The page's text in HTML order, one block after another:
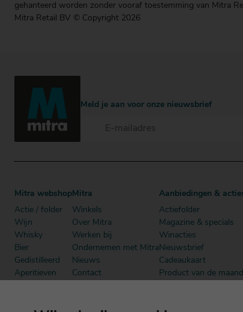
gehanteerd worden zonder vooraf toestemming van Mitra
Mitra Retail BV © Copyright 2026
Meld je aan voor onze nieuwsbrief
Mitra webshop
Actie / folder
Wijn
Whisky
Bier
Gedistilleerd
Aperitieven
Mitra
Winkels
Over Mitra
Werken bij
Ondernemen met Mitra
Nieuws
Contact
Aanbiedingen &
Actiefolder
Magazine & specials
Winacties
Nieuwsbrief
Cadeaukaart
Product van de maand